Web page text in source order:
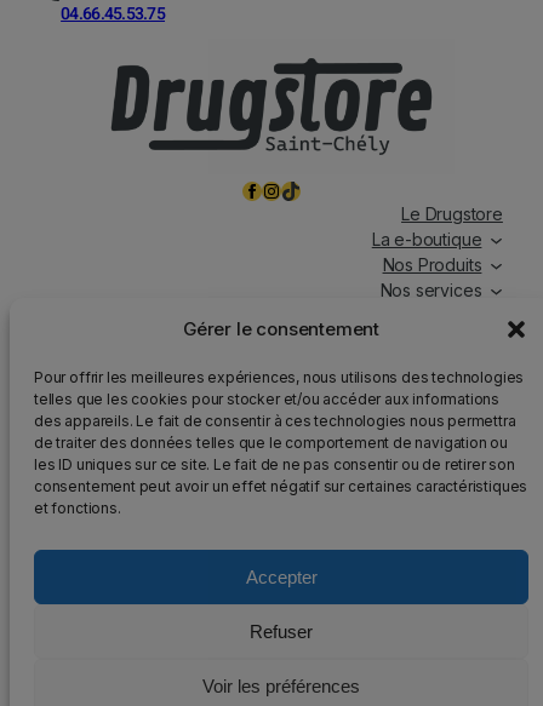
Gérer le consentement
Pour offrir les meilleures expériences, nous utilisons des technologies
telles que les cookies pour stocker et/ou accéder aux informations
des appareils. Le fait de consentir à ces technologies nous permettra
de traiter des données telles que le comportement de navigation ou
les ID uniques sur ce site. Le fait de ne pas consentir ou de retirer son
consentement peut avoir un effet négatif sur certaines caractéristiques
et fonctions.
Accepter
Refuser
Voir les préférences
04.66.45.53.75
FacebookInstagramTikTok
Le Drugstore
La e-boutique
Nos Produits
Nos services
les jours fériés.
Attention: Nous rappelons que la vente d’alcool est
strictement interdite aux mineurs, que l’abus d’alcool est
dangereux pour la santé et qu’il doit être consommé avec
modération.
2025 – Tous droits réservés au DrugStore48
– Politique de confidentialité
Conception et développement :